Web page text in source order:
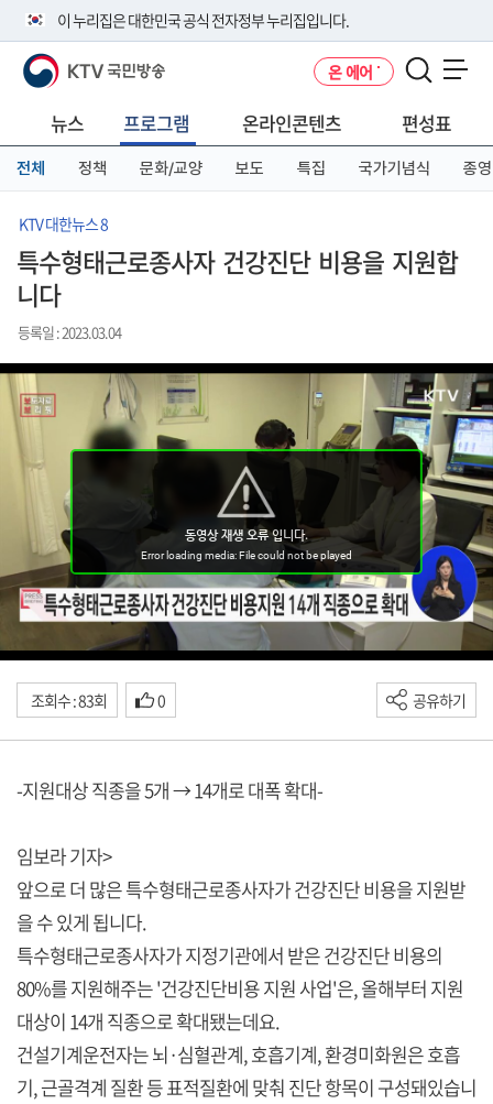
이 누리집은 대한민국 공식 전자정부 누리집입니다.
공식 누리집 주소 확인하기
니다.
이밖에 or.kr 또는 .kr등 다른 도메인 주소를 사용하고 있다면 아래 URL에
서 도메인 주소를 확인해 보세요
KTV 국민방송 온 에어
뉴스 프로그램 온라인콘텐츠 편성표
전체 정책 문화/교양 보도 특집 국가기념식 종영
KTV 대한뉴스 8
특수형태근로종사자 건강진단 비용을 지원합
니다
등록일 : 2023.03.04
조회수 : 83회 0 공유하기
-지원대상 직종을 5개 → 14개로 대폭 확대-
임보라 기자>
앞으로 더 많은 특수형태근로종사자가 건강진단 비용을 지원받
을 수 있게 됩니다.
특수형태근로종사자가 지정기관에서 받은 건강진단 비용의
80%를 지원해주는 '건강진단비용 지원 사업'은, 올해부터 지원
대상이 14개 직종으로 확대됐는데요.
건설기계운전자는 뇌·심혈관계, 호흡기계, 환경미화원은 호흡
기, 근골격계 질환 등 표적질환에 맞춰 진단 항목이 구성돼있습니